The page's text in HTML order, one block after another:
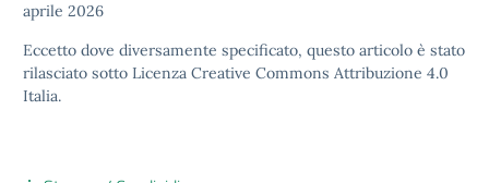
aprile 2026
Eccetto dove diversamente specificato, questo articolo è stato
rilasciato sotto Licenza Creative Commons Attribuzione 4.0
Italia.